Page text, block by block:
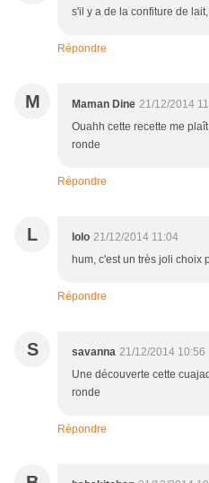
s'il y a de la confiture de
Répondre
M Maman Dine 21/12/2014
Ouahh cette recette me
ronde
Répondre
L lolo 21/12/2014 11:04
hum, c'est un très joli choix
Répondre
S savanna 21/12/2014 10:56
Une découverte cette
ronde
Répondre